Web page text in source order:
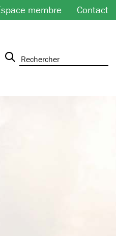
membre Contact